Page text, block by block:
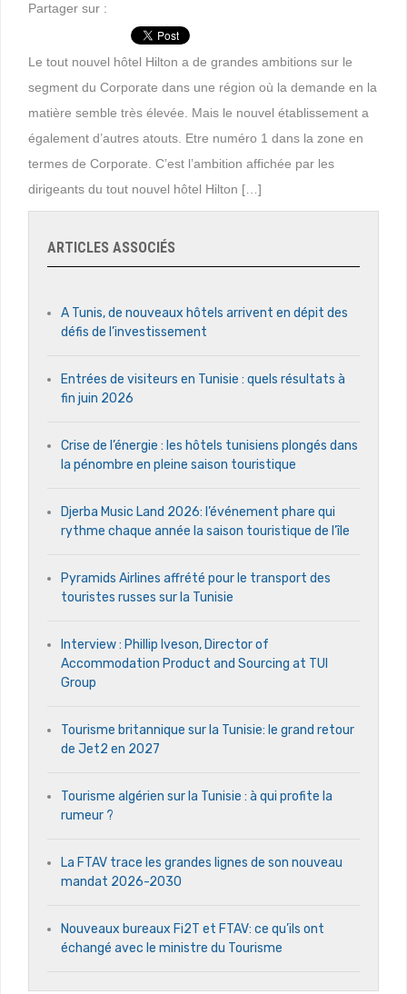
Partager sur :
Le tout nouvel hôtel Hilton a de grandes ambitions sur le
segment du Corporate dans une région où la demande en la
matière semble très élevée. Mais le nouvel établissement a
également d’autres atouts. Etre numéro 1 dans la zone en
termes de Corporate. C’est l’ambition affichée par les
dirigeants du tout nouvel hôtel Hilton […]
ARTICLES ASSOCIÉS
A Tunis, de nouveaux hôtels arrivent en dépit des
défis de l’investissement
Entrées de visiteurs en Tunisie : quels résultats à
fin juin 2026
Crise de l’énergie : les hôtels tunisiens plongés dans
la pénombre en pleine saison touristique
Djerba Music Land 2026: l’événement phare qui
rythme chaque année la saison touristique de l’île
Pyramids Airlines affrété pour le transport des
touristes russes sur la Tunisie
Interview : Phillip Iveson, Director of
Accommodation Product and Sourcing at TUI
Group
Tourisme britannique sur la Tunisie: le grand retour
de Jet2 en 2027
Tourisme algérien sur la Tunisie : à qui profite la
rumeur ?
La FTAV trace les grandes lignes de son nouveau
mandat 2026-2030
Nouveaux bureaux Fi2T et FTAV: ce qu’ils ont
échangé avec le ministre du Tourisme